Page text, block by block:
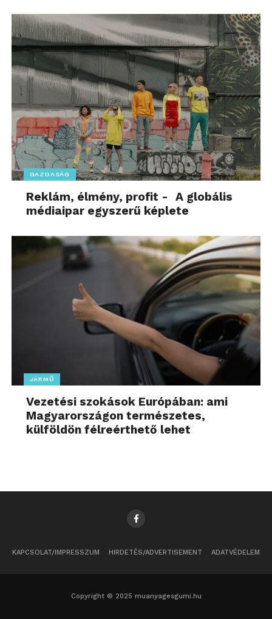
GAZDASÁG
Reklám, élmény, profit - A globális
médiaipar egyszerű képlete
JÁRMŰ
Vezetési szokások Európában: ami
Magyarországon természetes,
külföldön félreérthető lehet
KAPCSOLAT/IMPRESSZUM HIRDETÉS/ADVERTISEMENT ADATVÉDELEM
Copyright © 2025 muanyagesgumi.hu